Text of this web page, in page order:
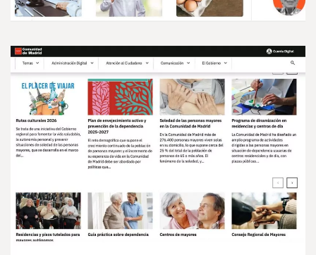
65ymás, el diario de las
personas mayores